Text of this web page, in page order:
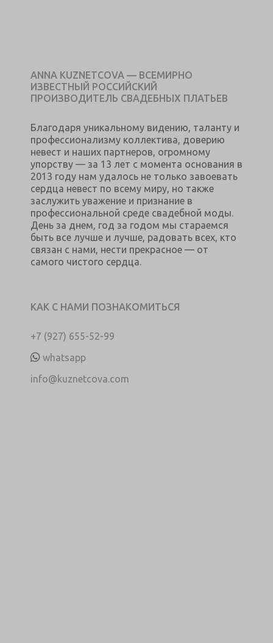
ANNA KUZNETCOVA — ВСЕМИРНО
ИЗВЕСТНЫЙ РОССИЙСКИЙ
ПРОИЗВОДИТЕЛЬ СВАДЕБНЫХ ПЛАТЬЕВ
Благодаря уникальному видению, таланту и
профессионализму коллектива, доверию
невест и наших партнеров, огромному
упорству — за 13 лет с момента основания в
2013 году нам удалось не только завоевать
сердца невест по всему миру, но также
заслужить уважение и признание в
профессиональной среде свадебной моды.
День за днем, год за годом мы стараемся
быть все лучше и лучше, радовать всех, кто
связан с нами, нести прекрасное — от
самого чистого сердца.
КАК С НАМИ ПОЗНАКОМИТЬСЯ
+7 (927) 655-52-99
whatsapp
info@kuznetcova.com